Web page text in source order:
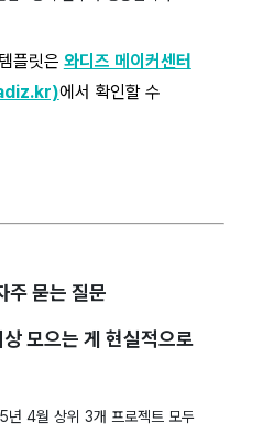
플릿은 와디즈 메이커센터
에서 확인할 수
주 묻는 질문
모으는 게 현실적으로
년 4월 상위 3개 프로젝트 모두